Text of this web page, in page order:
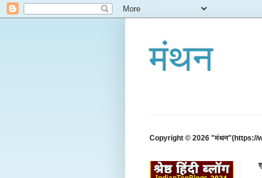
मंथन
Copyright © 2026 "मंथन"(https://